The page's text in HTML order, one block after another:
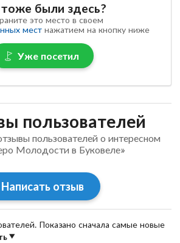
были здесь?
это место в своем
местнажатием на кнопку ниже
Уже посетил
пользователей
пользователей о интересном
Молодости в Буковеле»
Написать отзыв
Показано сначала самые новые